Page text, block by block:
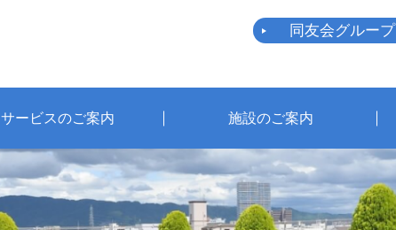
同友会グループ
サービスのご案内 施設のご案内